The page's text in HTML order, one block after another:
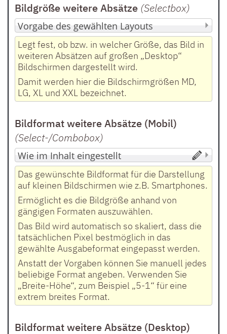
Bildgröße weitere Absätze (Selectbox)
Legt fest, ob bzw. in welcher Größe, das Bild in
weiteren Absätzen auf großen „Desktop“
Bildschirmen dargestellt wird.
Damit werden hier die Bildschirmgrößen MD,
LG, XL und XXL bezeichnet.
Bildformat weitere Absätze (Mobil)
(Select-/Combobox)
Das gewünschte Bildformat für die Darstellung
auf kleinen Bildschirmen wie z.B. Smartphones.
Ermöglicht es die Bildgröße anhand von
gängigen Formaten auszuwählen.
Das Bild wird automatisch so skaliert, dass die
tatsächlichen Pixel bestmöglich in das
gewählte Ausgabeformat eingepasst werden.
Anstatt der Vorgaben können Sie manuell jedes
beliebige Format angeben. Verwenden Sie
„Breite-Höhe“, zum Beispiel „5-1“ für eine
extrem breites Format.
Bildformat weitere Absätze (Desktop)